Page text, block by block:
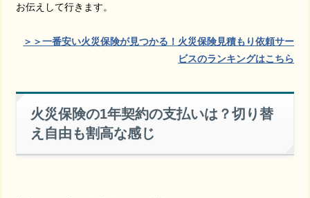
お伝えして行きます。
＞＞一番安い火災保険が見つかる！火災保険見積もり依頼サー
ビスのランキングはこちら
火災保険の1年契約の支払いは？切り替
え自由も割高な感じ